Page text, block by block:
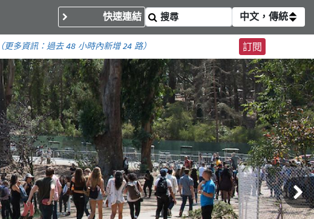
快速連結 中文，傳統
（更多資訊： 過去 48 小時內新增 24 路） 訂閱